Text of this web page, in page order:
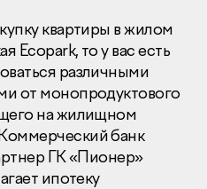
квартиры в жилом
Ecopark, то у вас есть
различными
от монопродуктового
на жилищном
банк
ГК «Пионер»
ипотеку